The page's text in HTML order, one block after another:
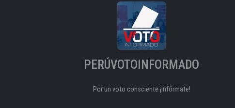
PERÚVOTOINFORMADO
Por un voto consciente ¡infórmate!